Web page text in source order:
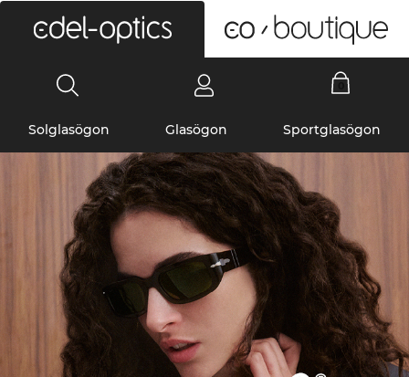
Solglasögon Glasögon Sportglasögon